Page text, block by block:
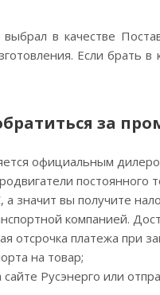
выбрал в качестве
Если брать
за
официальным
значит вы получите
компанией.
отсрочка платежа при
на товар;
Русэнерго или